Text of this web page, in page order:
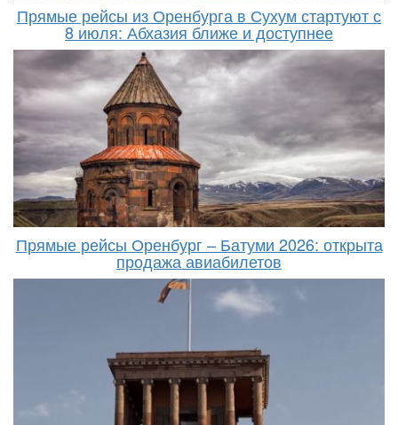
Прямые рейсы из Оренбурга в Сухум стартуют с
8 июля: Абхазия ближе и доступнее
Прямые рейсы Оренбург – Батуми 2026: открыта
продажа авиабилетов